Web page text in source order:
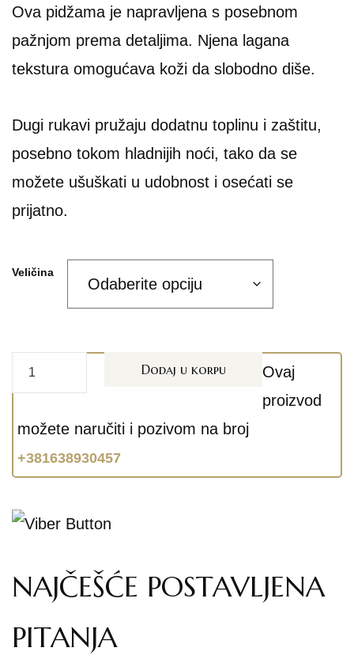
Ova pidžama je napravljena s posebnom
pažnjom prema detaljima. Njena lagana
tekstura omogućava koži da slobodno diše.
Dugi rukavi pružaju dodatnu toplinu i zaštitu,
posebno tokom hladnijih noći, tako da se
možete ušuškati u udobnost i osećati se
prijatno.
Veličina
Dodaj u korpu
Ovaj
proizvod
možete naručiti i pozivom na broj
+381638930457
NAJČEŠĆE POSTAVLJENA
PITANJA